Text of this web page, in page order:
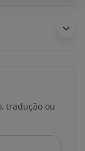
tradução ou